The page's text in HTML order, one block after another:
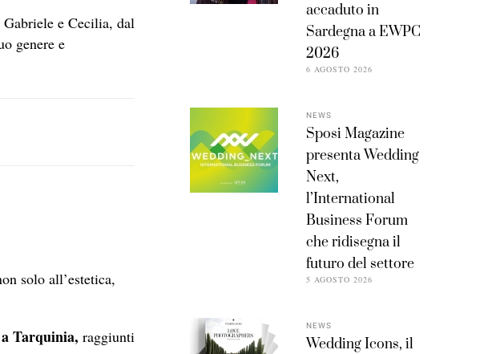
e Cecilia, dal
genere e
solo all’estetica,
Tarquinia, raggiunti
accaduto in
Sardegna a EWPC
2026
6 AGOSTO 2026
NEWS
Sposi Magazine
presenta Wedding
Next,
l’International
Business Forum
che ridisegna il
futuro del settore
5 AGOSTO 2026
NEWS
Wedding Icons, il